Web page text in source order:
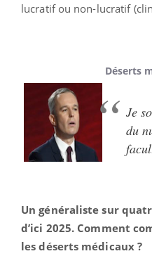
lucratif ou non-lucratif
Déserts
Je
du
Un généraliste sur
d’ici 2025. Comment
les déserts médicaux ?